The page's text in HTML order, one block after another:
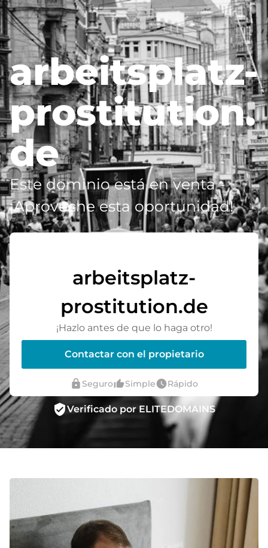
arbeitsplatz-
prostitution.
de
Este dominio está en venta -
¡Aproveche esta oportunidad!
arbeitsplatz-
prostitution.de
¡Hazlo antes de que lo haga otro!
Contactar con el propietario
lock Segurothumb_up_altSimplewatch_laterRápido
verified_userVerificado por ELITEDOMAINS